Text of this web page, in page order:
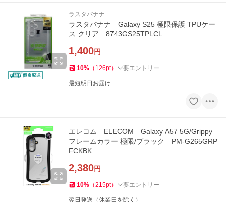
ラスタバナナ
ラスタバナナ Galaxy S25 極限保護 TPUケー
ス クリア 8743GS25TPLCL
1,400円
10% （ 126pt） 要エントリー
最短明日お届け
エレコム ELECOM Galaxy A57 5G/Grippy
フレームカラー 極限/ブラック PM-G265GRP
FCKBK
2,380円
10% （215pt） 要エントリー
翌日発送（休業日を除く）